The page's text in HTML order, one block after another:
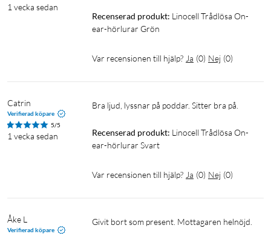
1 vecka sedan
Recenserad produkt: Linocell Trådlösa On-
ear-hörlurar Grön
Var recensionen till hjälp? Ja (0) Nej (0)
Catrin
Verifierad köpare
5/5
1 vecka sedan
Bra ljud, lyssnar på poddar. Sitter bra på.
Recenserad produkt: Linocell Trådlösa On-
ear-hörlurar Svart
Var recensionen till hjälp? Ja (0) Nej (0)
Åke L
Verifierad köpare
Givit bort som present. Mottagaren helnöjd.